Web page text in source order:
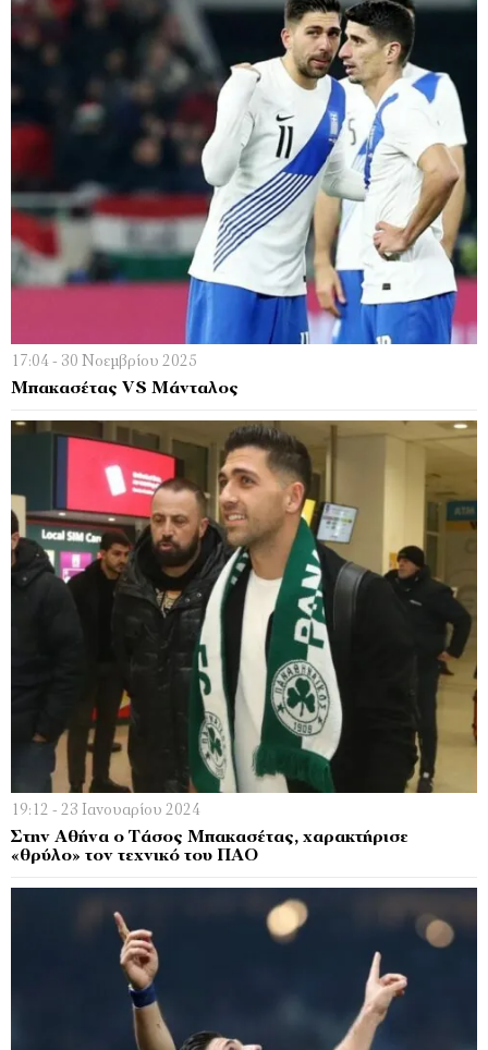
17:04 - 30 Νοεμβρίου 2025
Μπακασέτας VS Μάνταλος
19:12 - 23 Ιανουαρίου 2024
Στην Αθήνα ο Τάσος Μπακασέτας, χαρακτήρισε
«θρύλο» τον τεχνικό του ΠΑΟ